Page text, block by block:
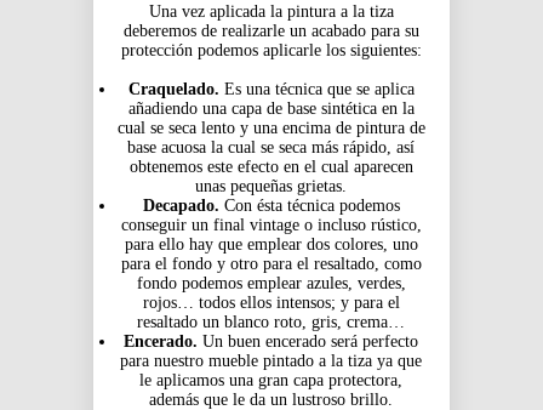
Una vez aplicada la pintura a la tiza
deberemos de realizarle un acabado para su
protección podemos aplicarle los siguientes:
Craquelado. Es una técnica que se aplica
añadiendo una capa de base sintética en la
cual se seca lento y una encima de pintura de
base acuosa la cual se seca más rápido, así
obtenemos este efecto en el cual aparecen
unas pequeñas grietas.
Decapado. Con ésta técnica podemos
conseguir un final vintage o incluso rústico,
para ello hay que emplear dos colores, uno
para el fondo y otro para el resaltado, como
fondo podemos emplear azules, verdes,
rojos… todos ellos intensos; y para el
resaltado un blanco roto, gris, crema…
Encerado. Un buen encerado será perfecto
para nuestro mueble pintado a la tiza ya que
le aplicamos una gran capa protectora,
además que le da un lustroso brillo.